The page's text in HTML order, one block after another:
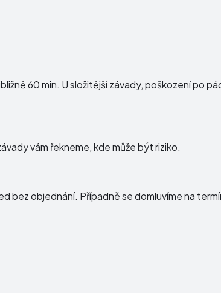
60 min. U složitější závady, poškození po
vám řekneme, kde může být riziko.
objednání. Případně se domluvíme na